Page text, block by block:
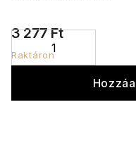
3 277 Ft
Raktáron